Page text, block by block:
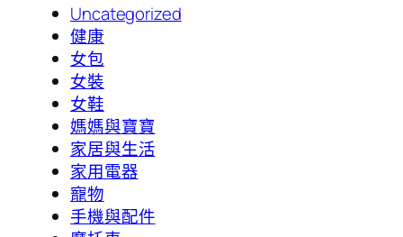
Uncategorized
健康
女包
女裝
女鞋
媽媽與寶寶
家居與生活
家用電器
寵物
手機與配件